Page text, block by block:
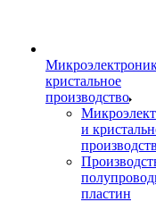
кристальное
производство
и
пластин